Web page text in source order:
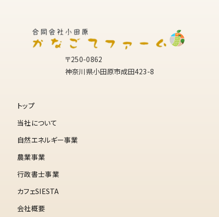
〒250-0862
神奈川県小田原市成田423-8
トップ
当社について
自然エネルギー事業
農業事業
行政書士事業
カフェSIESTA
会社概要